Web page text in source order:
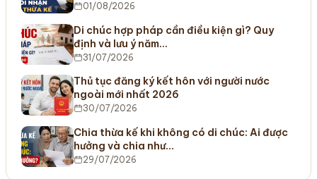
01/08/2026
Di chúc hợp pháp cần điều kiện gì? Quy
định và lưu ý năm…
31/07/2026
Thủ tục đăng ký kết hôn với người nước
ngoài mới nhất 2026
30/07/2026
Chia thừa kế khi không có di chúc: Ai được
hưởng và chia như…
29/07/2026